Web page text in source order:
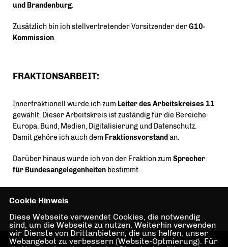
und Brandenburg.
Zusätzlich bin ich stellvertretender Vorsitzender derG10-
Kommission.
FRAKTIONSARBEIT:
Innerfraktionell wurde ich zum Leiter des Arbeitskreises 11
gewählt. Dieser Arbeitskreis ist zuständig für die Bereiche
Europa, Bund, Medien, Digitalisierung und Datenschutz.
Damit gehöre ich auch dem Fraktionsvorstand an.
Darüber hinaus wurde ich von der Fraktion zum Sprecher
für Bundesangelegenheiten bestimmt.
Cookie Hinweis
Diese Webseite verwendet Cookies, die notwendig
sind, um die Webseite zu nutzen. Weiterhin verwenden
wir Dienste von Drittanbietern, die uns helfen, unser
Webangebot zu verbessern (Website-Optmierung). Für